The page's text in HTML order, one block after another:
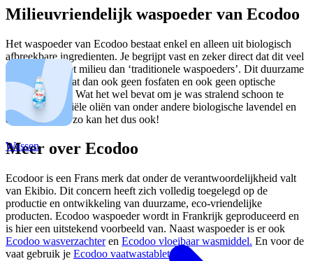
Milieuvriendelijk waspoeder van Ecodoo
Het waspoeder van Ecodoo bestaat enkel en alleen uit biologisch
afbreekbare ingredienten. Je begrijpt vast en zeker direct dat dit veel
beter is voor het milieu dan ‘traditionele waspoeders’. Dit duurzame
wasmiddel bevat dan ook geen fosfaten en ook geen optische
bleekmiddelen. Wat het wel bevat om je was stralend schoon te
maken? Essentiële oliën van onder andere biologische lavendel en
eucalyptus. Ja, zo kan het dus ook!
Meer over Ecodoo
Ecodoor is een Frans merk dat onder de verantwoordelijkheid valt
van Ekibio. Dit concern heeft zich volledig toegelegd op de
productie en ontwikkeling van duurzame, eco-vriendelijke
producten. Ecodoo waspoeder wordt in Frankrijk geproduceerd en
is hier een uitstekend voorbeeld van. Naast waspoeder is er ook
Ecodoo wasverzachteren Ecodoo vloeibaar wasmiddel. En voor de
vaat gebruik je Ecodoo vaatwastabletten
Wassen